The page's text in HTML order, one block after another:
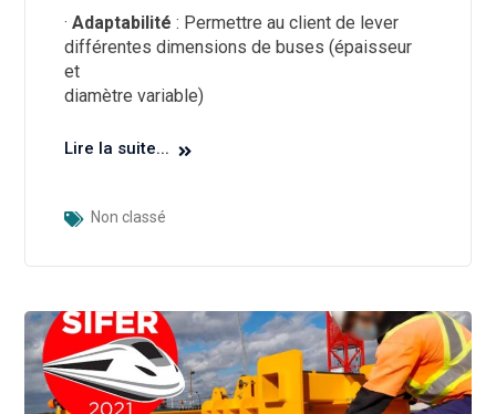
·Adaptabilité: Permettre au client de lever
différentes dimensions de buses (épaisseur
et
diamètre variable)
Lire la suite...
Non classé